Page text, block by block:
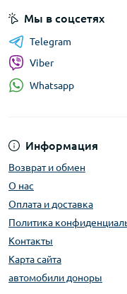
Информация
Возврат и обмен
О нас
Оплата и доставка
Политика
Контакты
Карта сайта
автомобили доноры
Мы в соцсетях
Telegram
Viber
Whatsapp